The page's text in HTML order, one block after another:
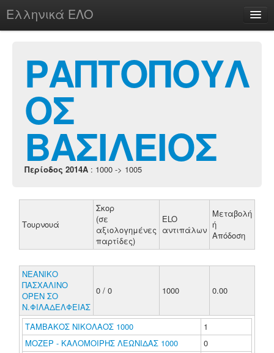
Ελληνικά ΕΛΟ
chesstu.be @ discord
Login
ΡΑΠΤΟΠΟΥΛ
ΟΣ
ΒΑΣΙΛΕΙΟΣ
Περίοδος 2014A : 1000 -> 1005
Τουρνουά
Σκορ
(σε
αξιολογημένες
παρτίδες)
ELO
αντιπάλων
Μεταβολή
ή
Απόδοση
ΝΕΑΝΙΚΟ
ΠΑΣΧΑΛΙΝΟ
ΟΡΕΝ ΣΟ
Ν.ΦΙΛΑΔΕΛΦΕΙΑΣ
0 / 0 1000 0.00
ΤΑΜΒΑΚΟΣ ΝΙΚΟΛΑΟΣ 1000
1
ΜΟΖΕΡ - ΚΑΛΟΜΟΙΡΗΣ ΛΕΩΝΙΔΑΣ 1000
0